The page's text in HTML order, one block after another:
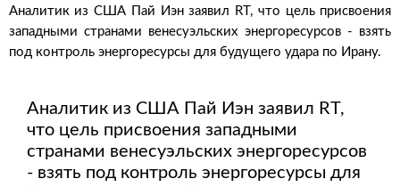
Аналитик из США Пай Иэн заявил RT, что цель присвоения
западными странами венесуэльских энергоресурсов - взять
под контроль энергоресурсы для будущего удара по Ирану.
Аналитик из США Пай Иэн заявил RT,
что цель присвоения западными
странами венесуэльских энергоресурсов
- взять под контроль энергоресурсы для